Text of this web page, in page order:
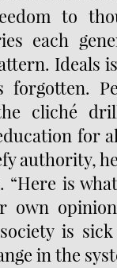
to
each
Ideals
forgotten.
cliché
for
authority,
“Here is
own
is
in the